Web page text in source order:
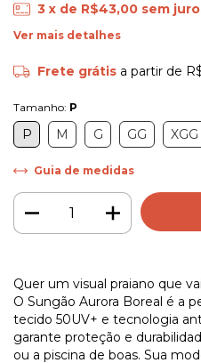
3 x de R$43,00 sem
Ver mais detalhes
Frete grátis a partir de
Tamanho: P
P M G GG XGG
Guia de medidas
Quer um visual praiano que
O Sungão Aurora Boreal é a
tecido 50UV+ e tecnologia
garante proteção e
ou a piscina de boas. Sua